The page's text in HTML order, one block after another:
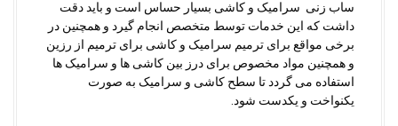
ساب زنی سرامیک و کاشی بسیار حساس است و باید دقت
داشت که این خدمات توسط متخصص انجام گیرد و همچنین در
برخی مواقع برای ترمیم سرامیک و کاشی برای ترمیم از رزین
و همچنین مواد مخصوص برای درز بین کاشی ها و سرامیک ها
استفاده می گردد تا سطح کاشی و سرامیک به صورت
یکنواخت و یکدست شود.